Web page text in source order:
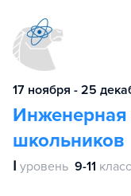
17 ноября - 25
школьников
Ⅰ уровень 9-11